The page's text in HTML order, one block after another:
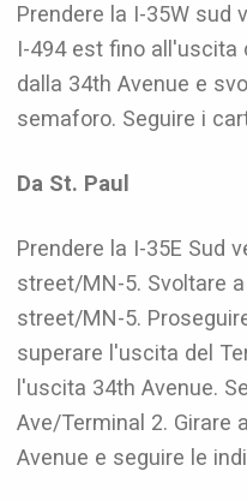
Prendere la I-35W sud
I-494 est fino all'uscita
dalla 34th Avenue e
semaforo. Seguire i
Da St. Paul
Prendere la I-35E Sud
street/MN-5. Svoltare
street/MN-5.
superare l'uscita del
l'uscita 34th Avenue.
Ave/Terminal 2. Girare
Avenue e seguire le